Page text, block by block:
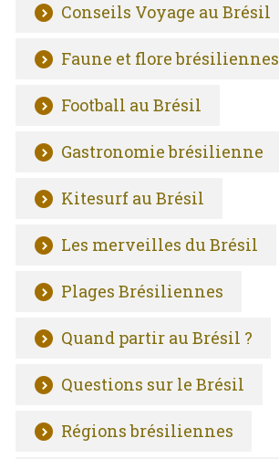
Conseils Voyage au Brésil
Faune et flore brésiliennes
Football au Brésil
Gastronomie brésilienne
Kitesurf au Brésil
Les merveilles du Brésil
Plages Brésiliennes
Quand partir au Brésil ?
Questions sur le Brésil
Régions brésiliennes